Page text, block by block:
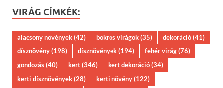
VIRÁG CÍMKÉK:
alacsony növények(42) bokros virágok(35) dekoráció(41)
dísznövény(198) dísznövények(194) fehér virág(76)
gondozás(40) kert(346) kert dekoráció(34)
kerti dísznövények(28) kerti növény(122)